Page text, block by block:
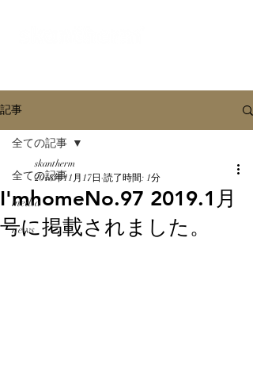
記事
全ての記事
media
news
全ての記事
I'mhomeNo.97 2019.1月
号に掲載されました。
skantherm
2018年11月17日 読了時間: 1分